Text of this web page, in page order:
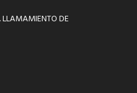
LLAMAMIENTO DE